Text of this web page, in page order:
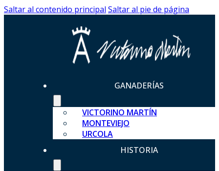
Saltar al contenido principal Saltar al pie de página
GANADERÍAS
VICTORINO MARTÍN
MONTEVIEJO
URCOLA
HISTORIA